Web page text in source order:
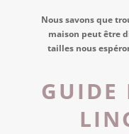
Nous savons que
maison peut être
tailles nous
GUIDE